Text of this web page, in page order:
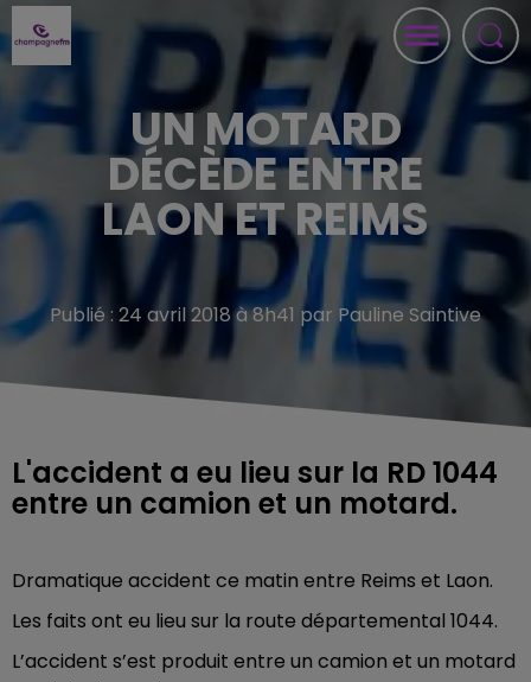
UN MOTARD
DÉCÈDE ENTRE
LAON ET REIMS
Publié : 24 avril 2018 à 8h41 par Pauline Saintive
L'accident a eu lieu sur la RD 1044
entre un camion et un motard.
Dramatique accident ce matin entre Reims et Laon.
Les faits ont eu lieu sur la route départemental 1044.
L’accident s’est produit entre un camion et un motard